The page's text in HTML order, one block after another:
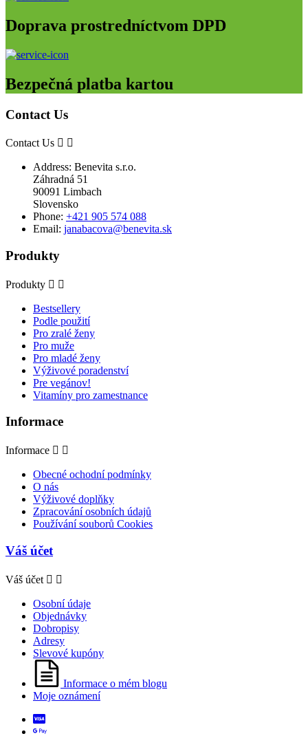
Doprava prostredníctvom DPD
Bezpečná platba kartou
Contact Us
Contact Us  
Address: Benevita s.r.o.
Záhradná 51
90091 Limbach
Slovensko
Phone: +421 905 574 088
Email: janabacova@benevita.sk
Produkty
Produkty  
Bestsellery
Podle použití
Pro zralé ženy
Pro muže
Pro mladé ženy
Výživové poradenství
Pre vegánov!
Vitamíny pro zamestnance
Informace
Informace  
Obecné ochodní podmínky
O nás
Výživové doplňky
Zpracování osobních údajů
Používání souborů Cookies
Váš účet
Váš účet  
Osobní údaje
Objednávky
Dobropisy
Adresy
Slevové kupóny
Informace o mém blogu
Moje oznámení